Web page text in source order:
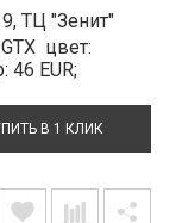
ТЦ "Зенит"
цвет:
46 EUR;
В 1 КЛИК